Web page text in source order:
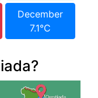
December
7.1°C